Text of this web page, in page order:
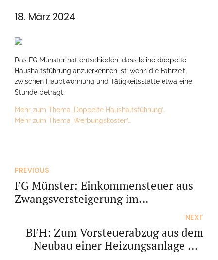
18. März 2024
Das FG Münster hat entschieden, dass keine doppelte
Haushaltsführung anzuerkennen ist, wenn die Fahrzeit
zwischen Hauptwohnung und Tätigkeitsstätte etwa eine
Stunde beträgt.
Mehr zum Thema ‚Doppelte Haushaltsführung’…
Mehr zum Thema ‚Werbungskosten’…
PREVIOUS
FG Münster: Einkommensteuer aus
Zwangsversteigerung im
NEXT
BFH: Zum Vorsteuerabzug aus dem
Neubau einer Heizungsanlage bei